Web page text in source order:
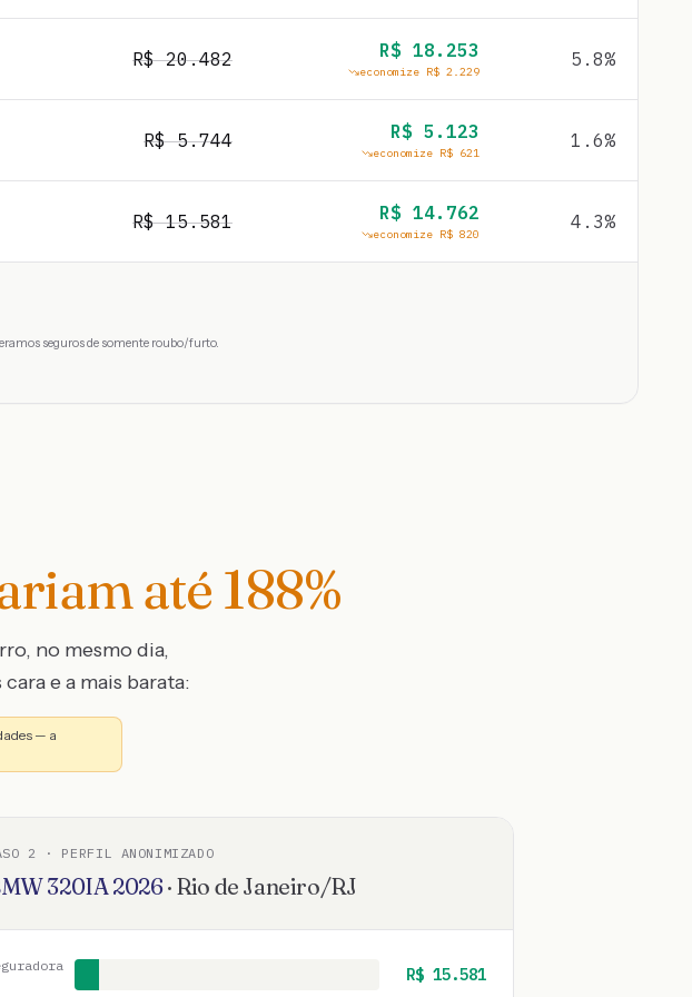
R$20.482 R$ 18.253
economize R$ 2.229
5.8%
R$5.744 R$ 5.123
economize R$ 621
1.6%
R$15.581 R$ 14.762
economize R$ 820
4.3%
seguros de somente roubo/furto.
até 188%
no mesmo dia,
e a mais barata:
— a
2 · PERFIL ANONIMIZADO
320IA2026· Rio de Janeiro/RJ
R$ 15.581